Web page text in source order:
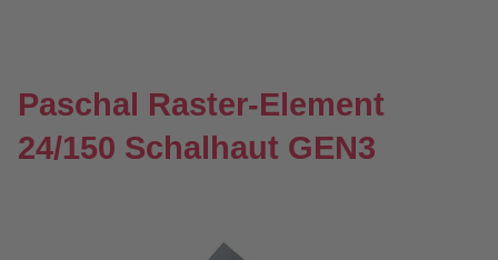
Paschal Raster-Element
24/150 Schalhaut GEN3
Bildergalerie überspringen